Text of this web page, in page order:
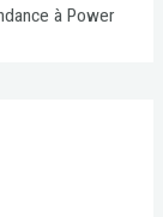
à Power